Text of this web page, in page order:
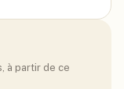
à partir de ce